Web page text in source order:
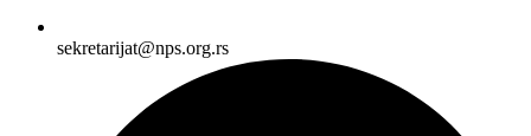
sekretarijat@nps.org.rs